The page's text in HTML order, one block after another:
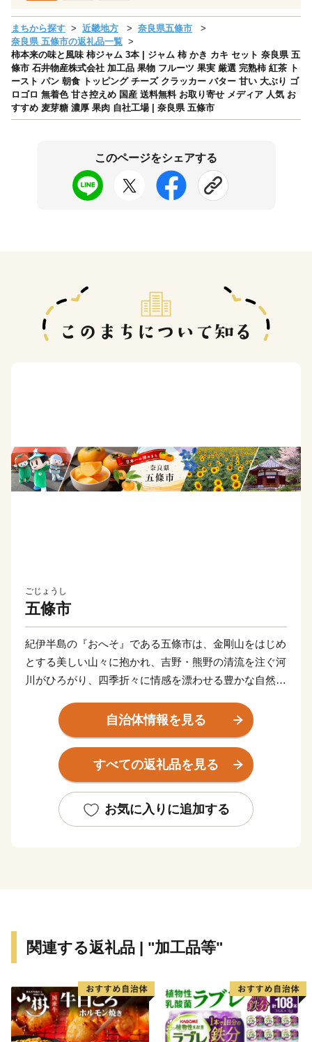
まちから探す 近畿地方
奈良県五條市
奈良県 五條市の返礼品一覧
柿本来の味と風味 柿ジャム 3本 | ジャム 柿 かき カキ セット 奈良県 五
條市 石井物産株式会社 加工品 果物 フルーツ 果実 厳選 完熟柿 紅茶 ト
ースト パン 朝食 トッピング チーズ クラッカー バター 甘い 大ぶり ゴ
ロゴロ 無着色 甘さ控えめ 国産 送料無料 お取り寄せ メディア 人気 お
すすめ 麦芽糖 濃厚 果肉 自社工場 | 奈良県 五條市
このページをシェアする
ごじょうし
五條市
紀伊半島の『おへそ』である五條市は、金剛山をはじめ
とする美しい山々に抱かれ、吉野・熊野の清流を注ぐ河
川がひろがり、四季折々に情感を漂わせる豊かな自然に
清らかな大地と水に育まれた日本一の柿や梅などの果
樹、鮎やあまごなどの川魚をはじめ、大自然の恩みを受
けた当地ならではのおいしいものも満載。
明治維新発祥の地である五條市は、ロマンあふれる歴史
す重要伝統的建造物群保存地区『新町通り』、ユネスコ
の世界遺産に登録された「大峯奥駈道」も自慢です。
『つながる五條、あつまる五條』としての発展が期待さ
【お問合せ先】
自治体情報を見る
すべての返礼品を見る
お気に入りに追加する
関連する返礼品 | "加工品等"